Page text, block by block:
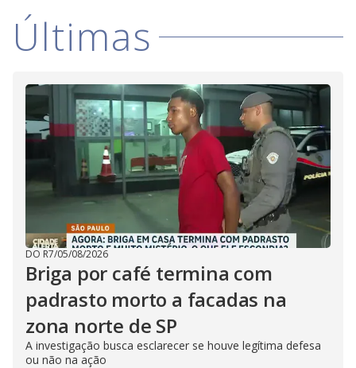
Últimas
DO R7/05/08/2026
Briga por café termina com
padrasto morto a facadas na
zona norte de SP
A investigação busca esclarecer se houve legítima defesa
ou não na ação